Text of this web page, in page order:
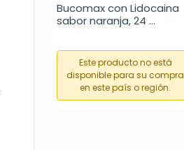
Bucomax con Lidocaina
sabor naranja, 24
Este producto no está
disponible para su compra
en este país o región.